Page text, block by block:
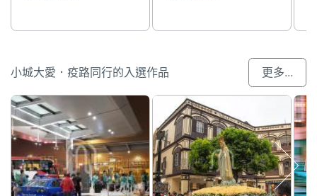
小城大愛．疫路同行的入選作品 更多...